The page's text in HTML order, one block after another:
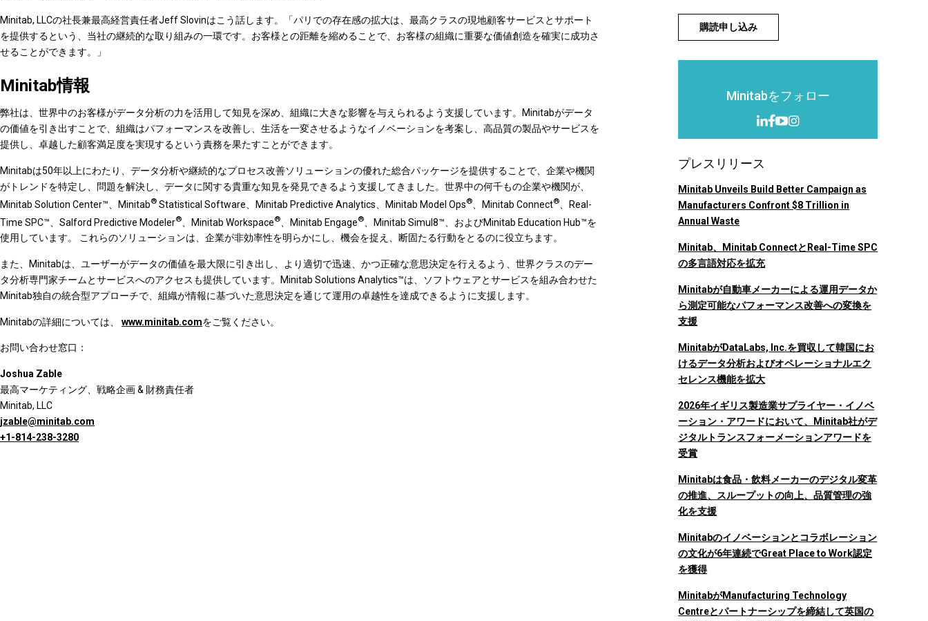
Minitab, LLCの社長兼最高経営責任者Jeff Slovinはこう話します。「パリでの存在感の拡大は、最高クラスの現地顧客サービスとサポート
を提供するという、当社の継続的な取り組みの一環です。お客様との距離を縮めることで、お客様の組織に重要な価値創造を確実に成功さ
せることができます。」
Minitab情報
弊社は、世界中のお客様がデータ分析の力を活用して知見を深め、組織に大きな影響を与えられるよう支援しています。Minitabがデータ
の価値を引き出すことで、組織はパフォーマンスを改善し、生活を一変させるようなイノベーションを考案し、高品質の製品やサービスを
提供し、卓越した顧客満足度を実現するという責務を果たすことができます。
Minitabは50年以上にわたり、データ分析や継続的なプロセス改善ソリューションの優れた総合パッケージを提供することで、企業や機関
がトレンドを特定し、問題を解決し、データに関する貴重な知見を発見できるよう支援してきました。世界中の何千もの企業や機関が、
Minitab Solution Center™、Minitab® Statistical Software、Minitab Predictive Analytics、Minitab Model Ops® 、Minitab Connect® 、Real-
Time SPC™、Salford Predictive Modeler® 、Minitab Workspace® 、Minitab Engage® 、Minitab Simul8™、およびMinitab Education Hub™を
使用しています。 これらのソリューションは、企業が非効率性を明らかにし、機会を捉え、断固たる行動をとるのに役立ちます。
また、Minitabは、ユーザーがデータの価値を最大限に引き出し、より適切で迅速、かつ正確な意思決定を行えるよう、世界クラスのデー
タ分析専門家チームとサービスへのアクセスも提供しています。Minitab Solutions Analytics™は、ソフトウェアとサービスを組み合わせた
Minitab独自の統合型アプローチで、組織が情報に基づいた意思決定を通じて運用の卓越性を達成できるように支援します。
Minitabの詳細については、 www.minitab.comをご覧ください。
お問い合わせ窓口：
Joshua Zable
最高マーケティング、戦略企画 & 財務責任者
Minitab, LLC
jzable@minitab.com
+1-814-238-3280
購読申し込み
Minitabをフォロー
プレスリリース
Minitab Unveils Build Better Campaign as
Manufacturers Confront $8 Trillion in
Annual Waste
Minitab、Minitab ConnectとReal-Time SPC
の多言語対応を拡充
Minitabが自動車メーカーによる運用データか
ら測定可能なパフォーマンス改善への変換を
支援
MinitabがDataLabs, Inc.を買収して韓国にお
けるデータ分析およびオペレーショナルエク
セレンス機能を拡大
2026年イギリス製造業サプライヤー・イノベ
ーション・アワードにおいて、Minitab社がデ
ジタルトランスフォーメーションアワードを
受賞
Minitabは食品・飲料メーカーのデジタル変革
の推進、スループットの向上、品質管理の強
化を支援
Minitabのイノベーションとコラボレーション
の文化が6年連続でGreat Place to Work認定
を獲得
MinitabがManufacturing Technology
Centreとパートナーシップを締結して英国の